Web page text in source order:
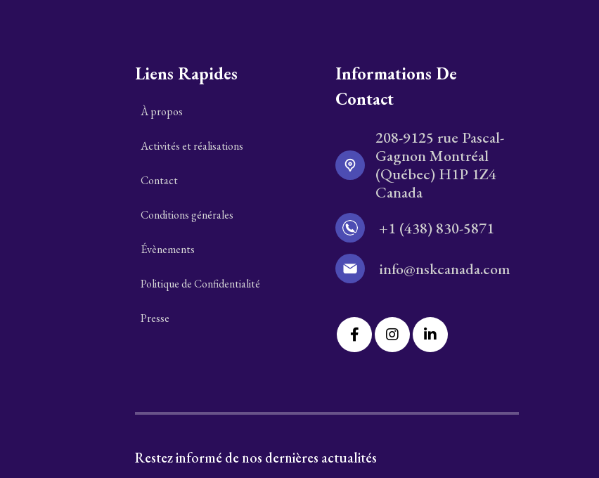
Liens Rapides
À propos
Activités et réalisations
Contact
Conditions générales
Évènements
Politique de Confidentialité
Presse
Informations De
Contact
208-9125 rue Pascal-
Gagnon Montréal
(Québec) H1P 1Z4
Canada
+1 (438) 830-5871
info@nskcanada.com
Restez informé de nos dernières actualités